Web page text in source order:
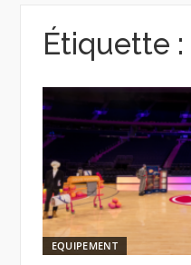
Étiquette :
EQUIPEMENT